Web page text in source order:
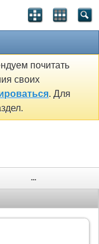
почитать
своих
. Для
...